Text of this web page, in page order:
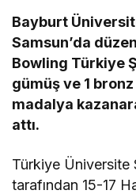
Bayburt
Samsun’da
Bowling Türkiye
gümüş ve 1
madalya
attı.
Türkiye Üniversite
tarafından 15-17